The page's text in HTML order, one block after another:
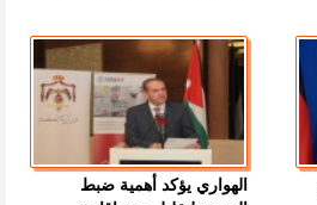
الهواري يؤكد أهمية ضبط